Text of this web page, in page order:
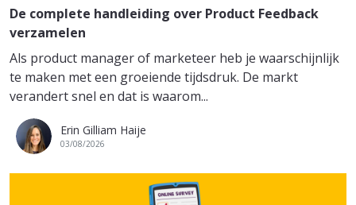
De complete handleiding over Product Feedback
verzamelen
Als product manager of marketeer heb je waarschijnlijk
te maken met een groeiende tijdsdruk. De markt
verandert snel en dat is waarom...
Erin Gilliam Haije
03/08/2026